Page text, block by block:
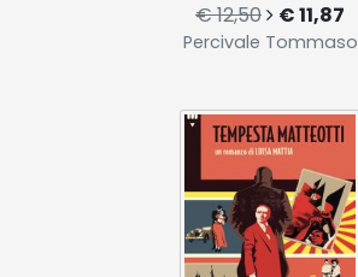
€ 12,50 € 11,87
Percivale Tommaso